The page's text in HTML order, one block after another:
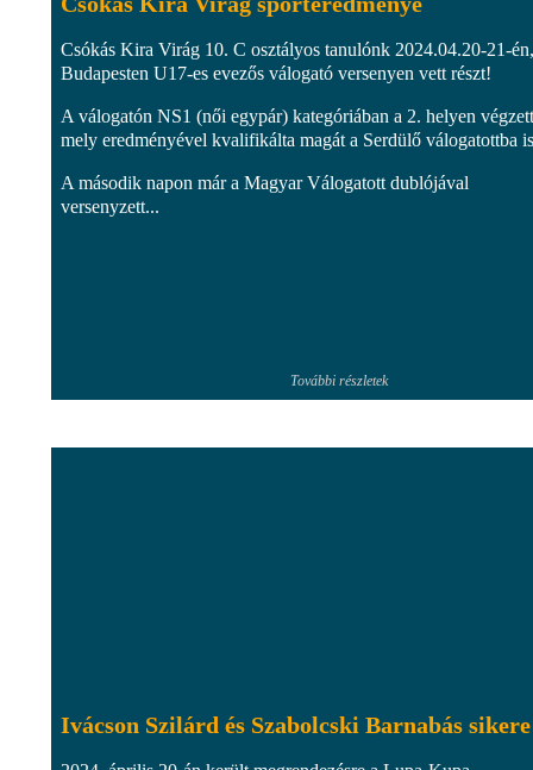
Csókás Kira Virág 10. C osztályos tanulónk 2024.04.20-21-én,
Budapesten U17-es evezős válogató versenyen vett részt!
A válogatón NS1 (női egypár) kategóriában a 2. helyen
mely eredményével kvalifikálta magát a Serdülő válogatottba
A második napon már a Magyar Válogatott dublójával
versenyzett...
További részletek
Ivácson Szilárd és Szabolcski Barnabás sikere